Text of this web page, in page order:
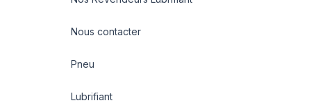
Nous contacter
Pneu
Lubrifiant